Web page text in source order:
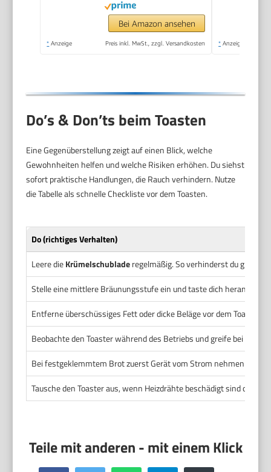
Bei Amazon ansehen
* Anzeige Preis inkl. MwSt., zzgl. Versandkosten * Anzeige
Do’s & Don’ts beim Toasten
Eine Gegenüberstellung zeigt auf einen Blick, welche
Gewohnheiten helfen und welche Risiken erhöhen. Du siehst
sofort praktische Handlungen, die Rauch verhindern. Nutze
die Tabelle als schnelle Checkliste vor dem Toasten.
Do (richtiges Verhalten)
Leere dieKrümelschubladeregelmäßig. So verhinderst du
Stelle eine mittlere Bräunungsstufe ein und taste dich heran.
Entferne überschüssiges Fett oder dicke Beläge vor dem Toasten.
Beobachte den Toaster während des Betriebs und greife bei
Bei festgeklemmtem Brot zuerst Gerät vom Strom nehmen und
Tausche den Toaster aus, wenn Heizdrähte beschädigt sind oder